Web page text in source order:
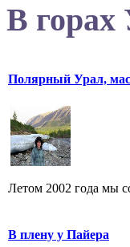
В горах
Полярный Урал,
Летом 2002 года мы
В плену у Пайера